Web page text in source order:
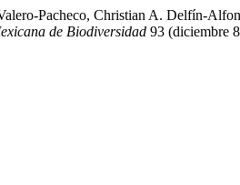
Pacheco, Christian A. Delfín-
de Biodiversidad 93 (diciembre